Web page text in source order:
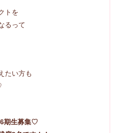
トを
るって
たい方も
6期生募集♡